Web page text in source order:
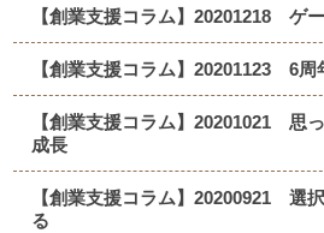
【創業支援コラム】20201218 ゲ
【創業支援コラム】20201123 6周
【創業支援コラム】20201021 思
成長
【創業支援コラム】20200921 選
る